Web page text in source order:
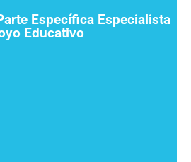
Específica Especialista
Educativo